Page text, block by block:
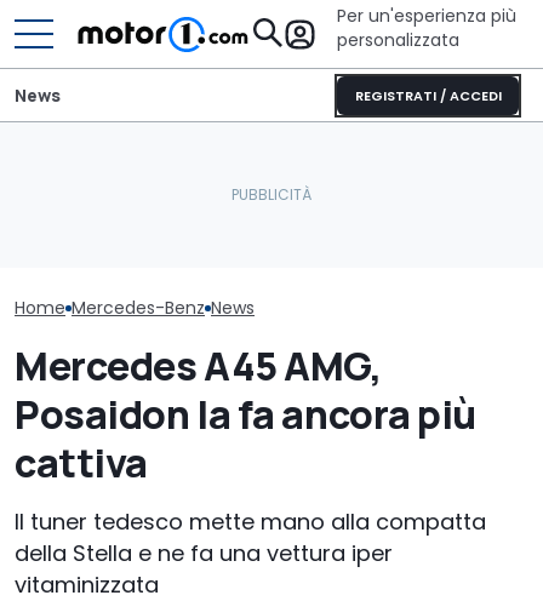
Per un'esperienza più
personalizzata
REGISTRATI / ACCEDI
News
Home Mercedes-Benz News
Mercedes A45 AMG,
Posaidon la fa ancora più
cattiva
Il tuner tedesco mette mano alla compatta
della Stella e ne fa una vettura iper
vitaminizzata